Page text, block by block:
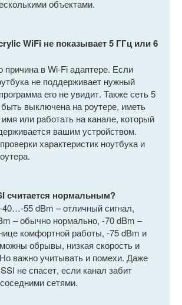
объектами.
WiFi не показывает 5 ГГц или 6
причина в Wi-Fi адаптере. Если
не поддерживает нужный
его не увидит. Также сеть 5
выключена на роутере, иметь
или работать на канале, который
вашим устройством.
характеристик ноутбука и
считается нормальным?
55 dBm – отличный сигнал,
– обычно нормально, -70 dBm –
комфортной работы, -75 dBm и
обрывы, низкая скорость и
важно учитывать и помехи. Даже
не спасет, если канал забит
сетями.